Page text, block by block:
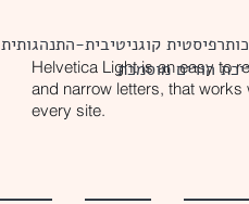
קוגניטיבית-התנהגותית
הורים מוסמכת
Helvetica Light is an easy to
and narrow letters, that works
every site.